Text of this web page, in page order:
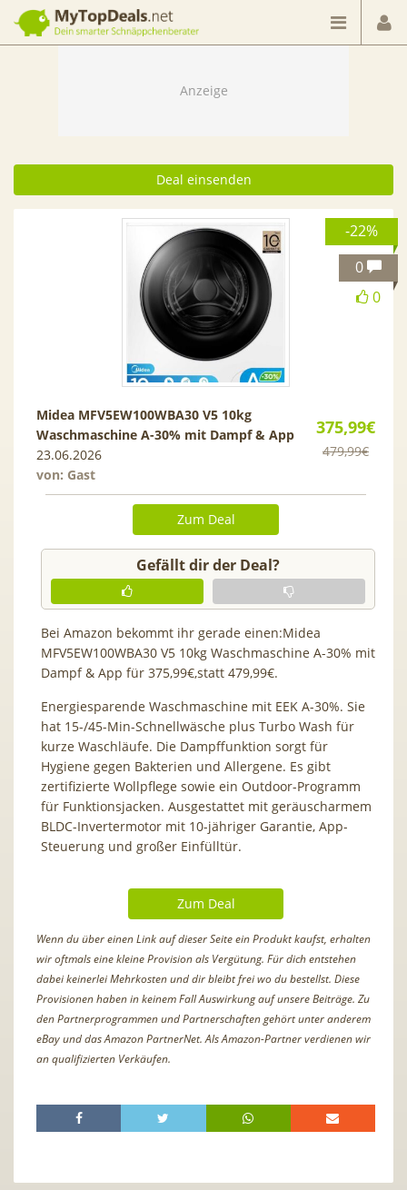
Dein smarter Schnäppchenberater
Deal einsenden
-22%
0
0
375,99€
479,99€
Midea MFV5EW100WBA30 V5 10kg
Waschmaschine A-30% mit Dampf & App
23.06.2026
von: Gast
Zum Deal
Gefällt dir der Deal?
Bei Amazon bekommt ihr gerade einen:Midea
MFV5EW100WBA30 V5 10kg Waschmaschine A-30% mit
Dampf & App für 375,99€,statt 479,99€.
Energiesparende Waschmaschine mit EEK A-30%. Sie
hat 15-/45-Min-Schnellwäsche plus Turbo Wash für
kurze Waschläufe. Die Dampffunktion sorgt für
Hygiene gegen Bakterien und Allergene. Es gibt
zertifizierte Wollpflege sowie ein Outdoor-Programm
für Funktionsjacken. Ausgestattet mit geräuscharmem
BLDC-Invertermotor mit 10-jähriger Garantie, App-
Steuerung und großer Einfülltür.
Zum Deal
Wenn du über einen Link auf dieser Seite ein Produkt kaufst, erhalten
wir oftmals eine kleine Provision als Vergütung. Für dich entstehen
dabei keinerlei Mehrkosten und dir bleibt frei wo du bestellst. Diese
Provisionen haben in keinem Fall Auswirkung auf unsere Beiträge. Zu
den Partnerprogrammen und Partnerschaften gehört unter anderem
eBay und das Amazon PartnerNet. Als Amazon-Partner verdienen wir
an qualifizierten Verkäufen.